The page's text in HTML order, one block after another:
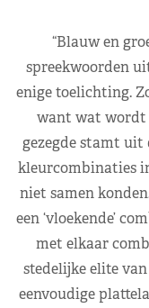
“Blauw en
spreekwoorden
enige toelichting.
want wat wordt
gezegde stamt
kleurcombinaties
niet samen
een ‘vloekende’
met elkaar
stedelijke elite
eenvoudige